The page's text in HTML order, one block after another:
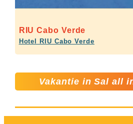
RIU Cabo Verde
Hotel RIU Cabo Verde
Vakantie in Sal all